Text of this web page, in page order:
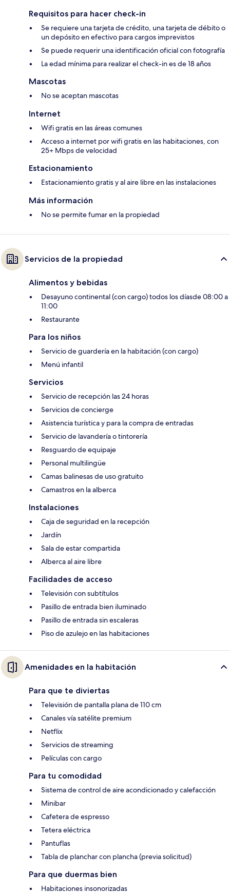
Requisitos para hacer check-in
Se requiere una tarjeta de crédito, una tarjeta de débito o
un depósito en efectivo para cargos imprevistos
Se puede requerir una identificación oficial con fotografía
La edad mínima para realizar el check-in es de 18 años
Mascotas
No se aceptan mascotas
Internet
Wifi gratis en las áreas comunes
Acceso a internet por wifi gratis en las habitaciones, con
25+ Mbps de velocidad
Estacionamiento
Estacionamiento gratis y al aire libre en las instalaciones
Más información
No se permite fumar en la propiedad
Servicios de la propiedad
Alimentos y bebidas
Desayuno continental (con cargo) todos los díasde 08:00 a
11:00
Restaurante
Para los niños
Servicio de guardería en la habitación (con cargo)
Menú infantil
Servicios
Servicio de recepción las 24 horas
Servicios de concierge
Asistencia turística y para la compra de entradas
Servicio de lavandería o tintorería
Resguardo de equipaje
Personal multilingüe
Camas balinesas de uso gratuito
Camastros en la alberca
Instalaciones
Caja de seguridad en la recepción
Jardín
Sala de estar compartida
Alberca al aire libre
Facilidades de acceso
Televisión con subtítulos
Pasillo de entrada bien iluminado
Pasillo de entrada sin escaleras
Piso de azulejo en las habitaciones
Amenidades en la habitación
Para que te diviertas
Televisión de pantalla plana de 110 cm
Canales vía satélite premium
Netflix
Servicios de streaming
Películas con cargo
Para tu comodidad
Sistema de control de aire acondicionado y calefacción
Minibar
Cafetera de espresso
Tetera eléctrica
Pantuflas
Tabla de planchar con plancha (previa solicitud)
Para que duermas bien
Habitaciones insonorizadas